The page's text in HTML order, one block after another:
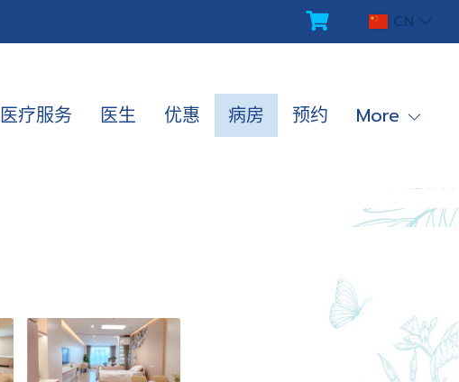
CN
医疗服务 医生 优惠 病房 预约 More